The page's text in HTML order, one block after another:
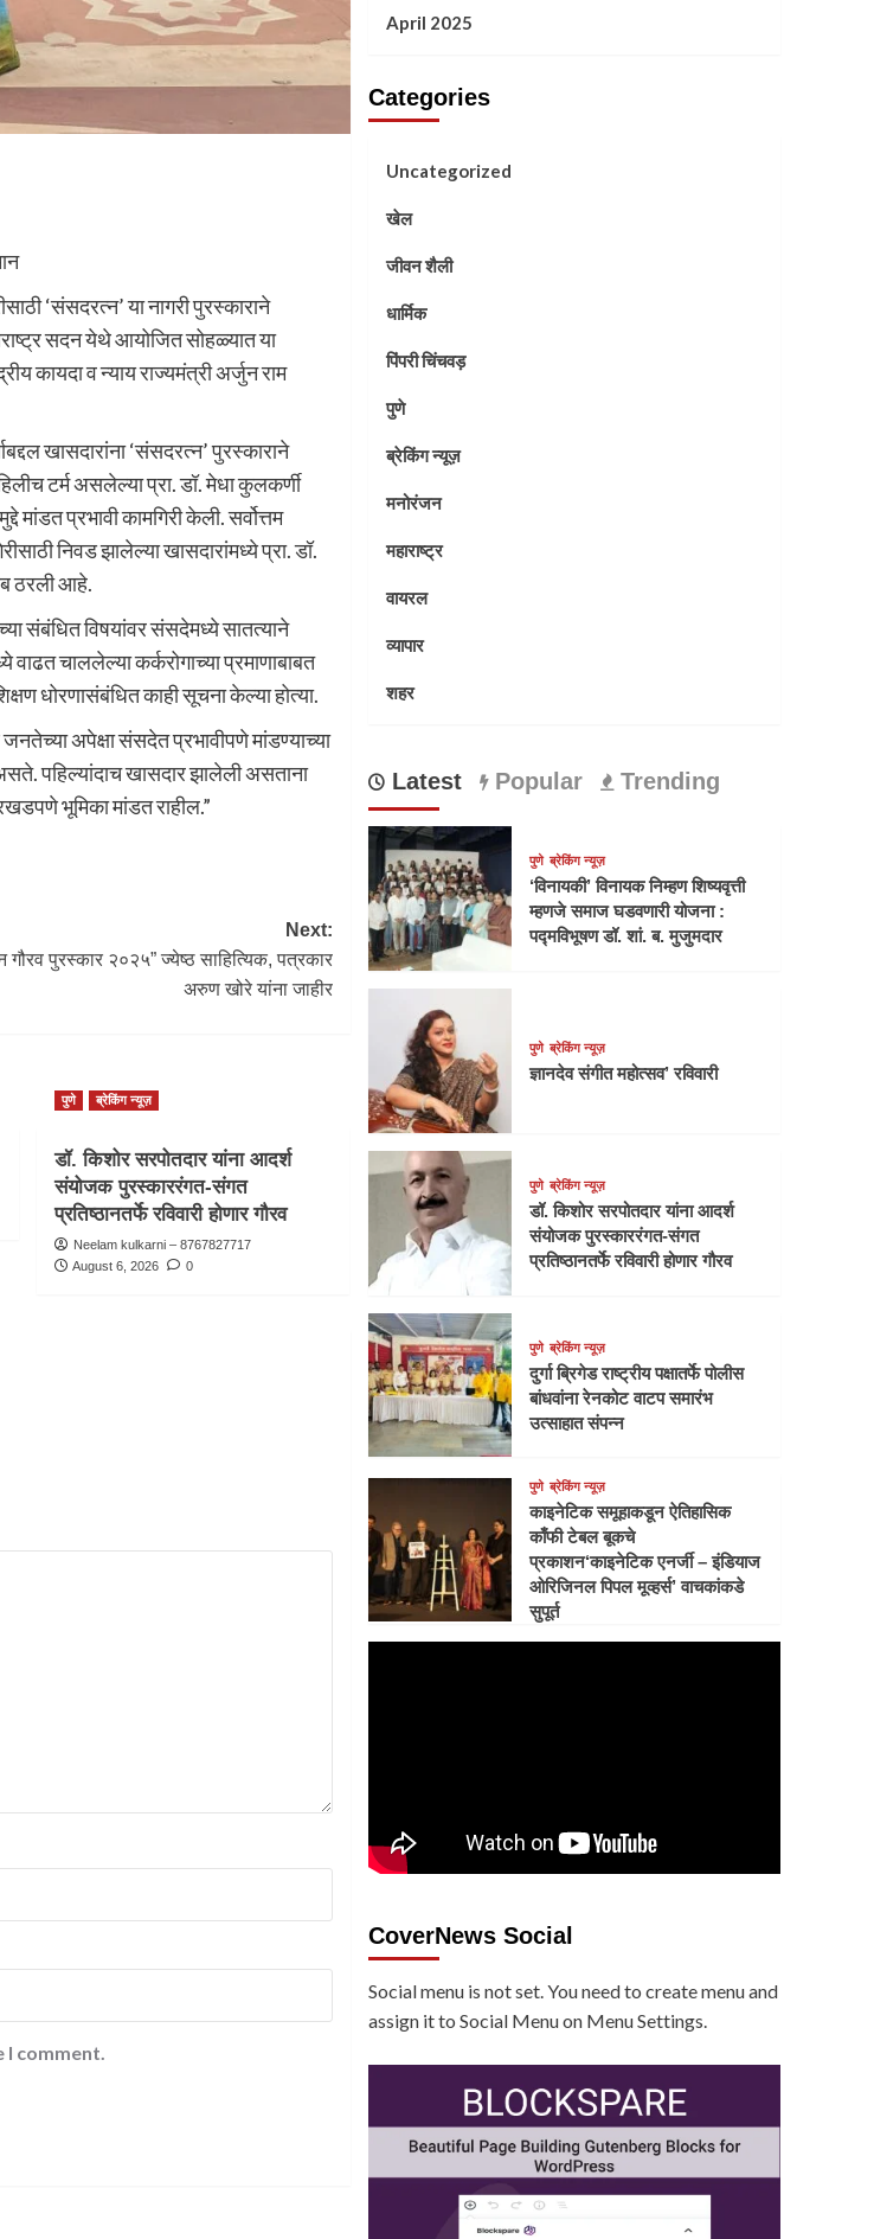
‘संसदरत्न’ या नागरी पुरस्काराने
सदन येथे आयोजित सोहळ्यात या
कायदा व न्याय राज्यमंत्री अर्जुन राम
खासदारांना ‘संसदरत्न’ पुरस्काराने
टर्म असलेल्या प्रा. डॉ. मेधा कुलकर्णी
प्रभावी कामगिरी केली. सर्वोत्तम
निवड झालेल्या खासदारांमध्ये प्रा. डॉ.
ठरली आहे.
संबंधित विषयांवर संसदेमध्ये सातत्याने
चाललेल्या कर्करोगाच्या प्रमाणाबाबत
धोरणासंबंधित काही सूचना केल्या होत्या.
जनतेच्या अपेक्षा संसदेत प्रभावीपणे मांडण्याच्या
पहिल्यांदाच खासदार झालेली असताना
भूमिका मांडत राहील.”
Next:
गौरव पुरस्कार २०२५” ज्येष्ठ साहित्यिक, पत्रकार
अरुण खोरे यांना जाहीर
पुणे ब्रेकिंग न्यूज़
डॉ. किशोर सरपोतदार यांना आदर्श
संयोजक पुरस्काररंगत-संगत
प्रतिष्ठानतर्फे रविवारी होणार गौरव
Neelam kulkarni – 8767827717
August 6, 2026
0
I comment.
April 2025
Categories
Uncategorized
खेल
जीवन शैली
धार्मिक
पिंपरी चिंचवड़
पुणे
ब्रेकिंग न्यूज़
मनोरंजन
महाराष्ट्र
वायरल
व्यापार
शहर
Latest Popular Trending
पुणे ब्रेकिंग न्यूज़
‘विनायकी’ विनायक निम्हण शिष्यवृत्ती
म्हणजे समाज घडवणारी योजना :
पद्मविभूषण डॉ. शां. ब. मुजुमदार
पुणे ब्रेकिंग न्यूज़
ज्ञानदेव संगीत महोत्सव’ रविवारी
पुणे ब्रेकिंग न्यूज़
डॉ. किशोर सरपोतदार यांना आदर्श
संयोजक पुरस्काररंगत-संगत
प्रतिष्ठानतर्फे रविवारी होणार गौरव
पुणे ब्रेकिंग न्यूज़
दुर्गा ब्रिगेड राष्ट्रीय पक्षातर्फे पोलीस
बांधवांना रेनकोट वाटप समारंभ
उत्साहात संपन्न
पुणे ब्रेकिंग न्यूज़
काइनेटिक समूहाकडून ऐतिहासिक
काँफी टेबल बूकचे
प्रकाशन‘काइनेटिक एनर्जी – इंडियाज
ओरिजिनल पिपल मूव्हर्स’ वाचकांकडे
सुपूर्त
CoverNews Social
Social menu is not set. You need to create menu and
assign it to Social Menu on Menu Settings.